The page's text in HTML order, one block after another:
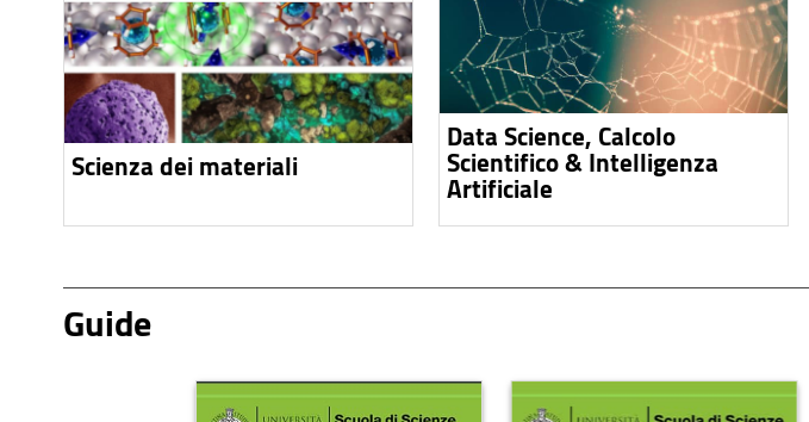
Scienza dei materiali
Data Science, Calcolo
Scientifico & Intelligenza
Artificiale
Guide